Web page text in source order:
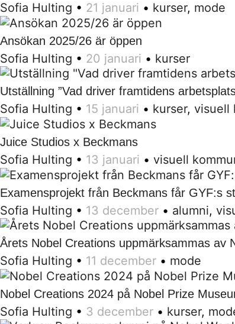
Sofia Hulting • 21 januari • kurser, mode
Ansökan 2025/26 är öppen
Sofia Hulting • 20 januari • kurser
Utställning ”Vad driver framtidens
Sofia Hulting • 15 januari • kurser, visuell
Juice Studios x Beckmans
Sofia Hulting • 13 januari • visuell
Examensprojekt från Beckmans får GYF:s
Sofia Hulting • 13 december • alumni,
Årets Nobel Creations uppmärksammas av
Sofia Hulting • 11 december • mode
Nobel Creations 2024 på Nobel Prize
Sofia Hulting • 3 december • kurser,